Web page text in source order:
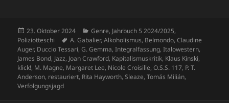
Veröffentlicht
am
23. Oktober 2024 Kategorien
Genre, Jahrbuch 5 2024/2025,
Poliziotteschi
Schlagwörter
A. Gabalier,Alkoholismus, Belmondo,Claudine
Auger, Duccio Tessari,G. Gemma,Integralfassung,Italowestern,
James Bond, Jazz, Joan Crawford, Kapitalismuskritik, Klaus Kinski,
klick!, M. Magne, Margaret Lee, Nicole Croisille,O.S.S. 117, P. T.
Anderson, restauriert, Rita Hayworth,Sleaze,Tomás Milián,
Verfolgungsjagd